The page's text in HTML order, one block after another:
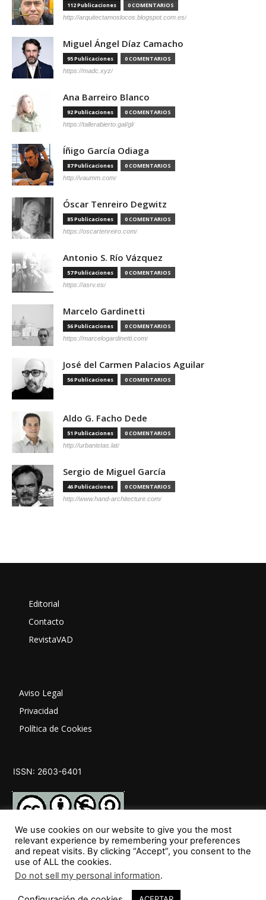
112 Publicaciones 0 COMENTARIOS
http://arquitectamoslocos.blogspot.com.es/
Miguel Ángel Díaz Camacho
95 Publicaciones 0 COMENTARIOS
https://madc.xyz/
Ana Barreiro Blanco
92 Publicaciones 0 COMENTARIOS
https://tallerabierto.gal/gl/
Íñigo García Odiaga
87 Publicaciones 0 COMENTARIOS
http://vaumm.com/
Óscar Tenreiro Degwitz
85 Publicaciones 0 COMENTARIOS
https://oscartenreiro.com/
Antonio S. Río Vázquez
57 Publicaciones 0 COMENTARIOS
https://asrv.es/
Marcelo Gardinetti
56 Publicaciones 0 COMENTARIOS
https://marcelogardinetti.com/
José del Carmen Palacios Aguilar
56 Publicaciones 0 COMENTARIOS
Aldo G. Facho Dede
51 Publicaciones 0 COMENTARIOS
http://urbanistas.lat/
Sergio de Miguel García
46 Publicaciones 0 COMENTARIOS
http://www.hand-architecture.com/
Editorial
Contacto
RevistaVAD
Aviso Legal
Privacidad
Política de Cookies
ISSN: 2603-6401
SÍGUENOS
We use cookies on our website to give you the most
relevant experience by remembering your preferences
and repeat visits. By clicking “Accept”, you consent to the
use of ALL the cookies.
Do not sell my personal information.